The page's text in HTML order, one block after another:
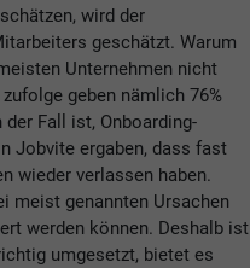
wird der
geschätzt. Warum
Unternehmen nicht
geben nämlich 76%
Fall ist, Onboarding-
Jobvite ergaben, dass fast
wieder verlassen haben.
meist genannten Ursachen
werden können. Deshalb ist
umgesetzt, bietet es